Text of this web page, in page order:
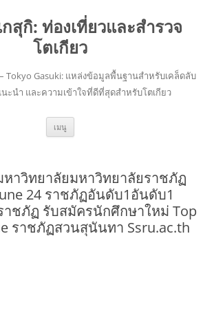
สุกิ: ท่องเที่ยวและสำรวจ
โตเกียว
Tokyo Gasuki: แหล่งข้อมูลพื้นฐานสำหรับเคล็ดลับ
นะนำ และความเข้าใจที่ดีที่สุดสำหรับโตเกียว
เมนู ข้าม
ยัง
าวิทยาลัยมหาวิทยาลัยราชภัฏ
24 ราชภัฏอันดับ1อันดับ1
าชภัฏ รับสมัครนักศึกษาใหม่ Top
ราชภัฏสวนสุนันทา Ssru.ac.th